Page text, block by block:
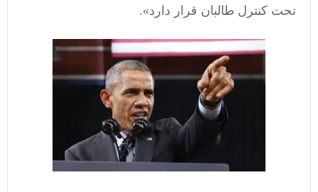
تحت کنترل طالبان قرار دارد».